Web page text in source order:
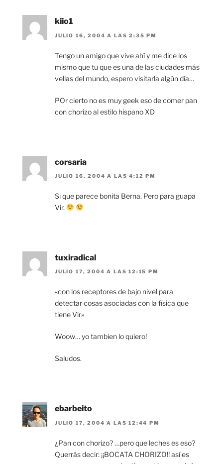
kiio1
JULIO 16, 2004 A LAS 2:35 PM
Tengo un amigo que vive ahí y me dice los
mismo que tu que es una de las ciudades más
vellas del mundo, espero visitarla algún día…
POr cierto no es muy geek eso de comer pan
con chorizo al estilo hispano XD
corsaria
JULIO 16, 2004 A LAS 4:12 PM
Si que parece bonita Berna. Pero para guapa
Vir.
tuxiradical
JULIO 17, 2004 A LAS 12:15 PM
«con los receptores de bajo nivel para
detectar cosas asociadas con la física que
tiene Vir»
Woow… yo tambien lo quiero!
Saludos.
ebarbeito
JULIO 17, 2004 A LAS 12:44 PM
¿Pan con chorizo? …pero que leches es eso?
Querrás decir: ¡¡BOCATA CHORIZO!! así es